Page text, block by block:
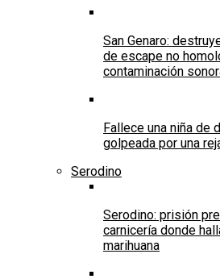
San Genaro:
de escape no
contaminación
Fallece una niña de
golpeada por una
Serodino
Serodino: prisión
carnicería donde
marihuana